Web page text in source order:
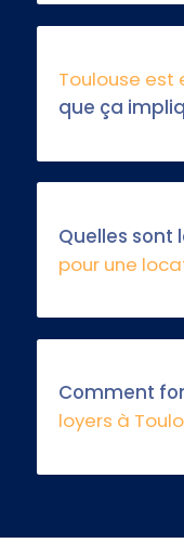
Toulouse est
que ça
Quelles sont
pour une
Comment
loyers à